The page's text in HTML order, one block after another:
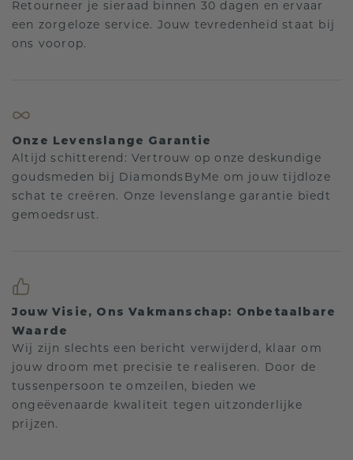
Retourneer je sieraad binnen 30 dagen en ervaar
een zorgeloze service. Jouw tevredenheid staat bij
ons voorop.
Onze Levenslange Garantie
Altijd schitterend: Vertrouw op onze deskundige
goudsmeden bij DiamondsByMe om jouw tijdloze
schat te creëren. Onze levenslange garantie biedt
gemoedsrust.
Jouw Visie, Ons Vakmanschap: Onbetaalbare
Waarde
Wij zijn slechts een bericht verwijderd, klaar om
jouw droom met precisie te realiseren. Door de
tussenpersoon te omzeilen, bieden we
ongeëvenaarde kwaliteit tegen uitzonderlijke
prijzen.